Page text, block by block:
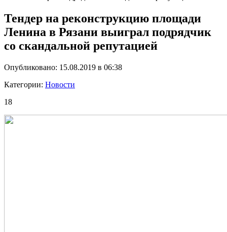
Тендер на реконструкцию площади
Ленина в Рязани выиграл подрядчик
со скандальной репутацией
Опубликовано: 15.08.2019 в 06:38
Категории: Новости
18